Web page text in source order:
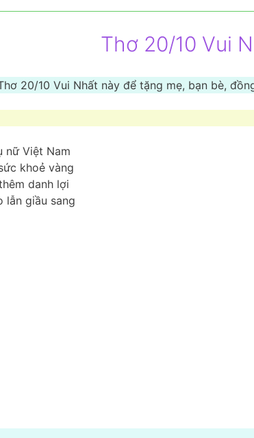
Thơ 20/10 Vui
20/10 Vui Nhất này để tặng mẹ, bạn bè,
nữ Việt Nam
khoẻ vàng
danh lợi
lẫn giầu sang